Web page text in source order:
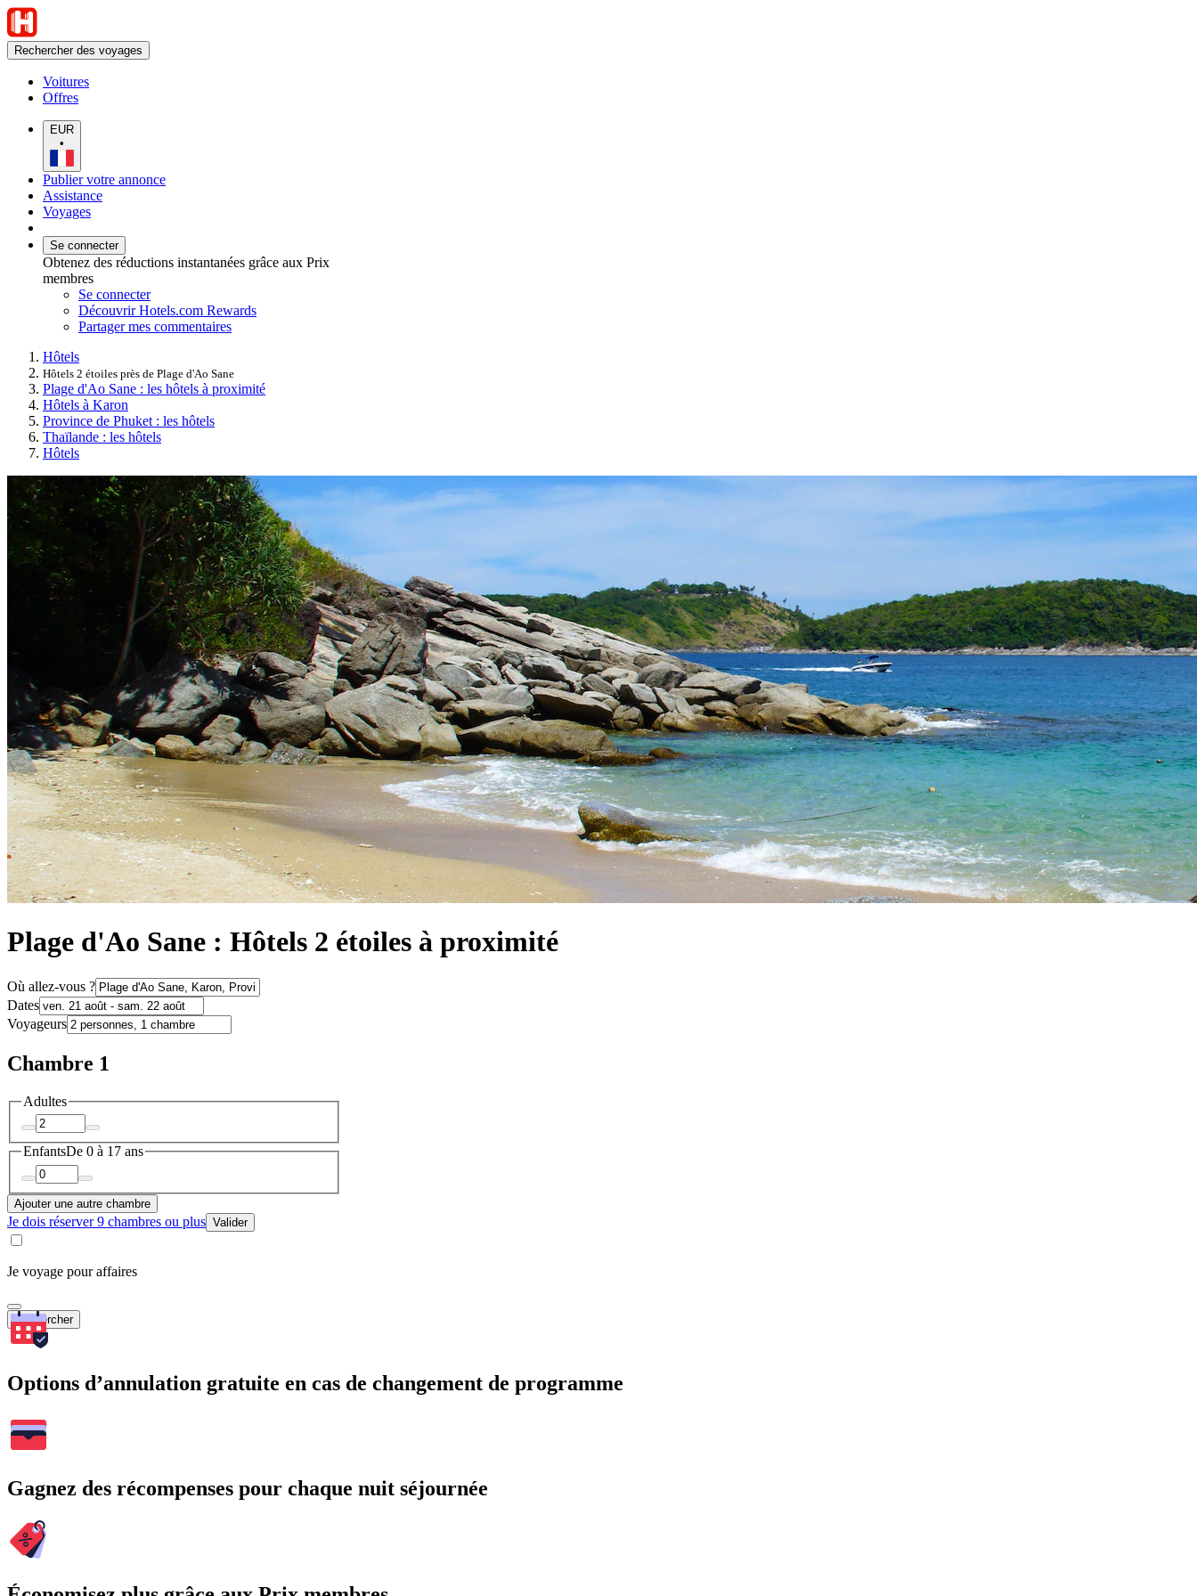
Rechercher des voyages
Voitures
Offres
EUR
•
Publier votre annonce
Assistance
Voyages
Se connecter
Obtenez des réductions instantanées grâce aux Prix
membres
Se connecter
Découvrir Hotels.com Rewards
Partager mes commentaires
Hôtels
Hôtels 2 étoiles près de Plage d'Ao Sane
Plage d'Ao Sane : les hôtels à proximité
Hôtels à Karon
Province de Phuket : les hôtels
Thaïlande : les hôtels
Hôtels
Plage d'Ao Sane : Hôtels 2 étoiles à proximité
Où allez-vous ?
Dates
Voyageurs
Chambre 1
Adultes
EnfantsDe 0 à 17 ans
Ajouter une autre chambre
Je dois réserver 9 chambres ou plus Valider
Je voyage pour affaires
Rechercher
Options d’annulation gratuite en cas de changement de programme
Gagnez des récompenses pour chaque nuit séjournée